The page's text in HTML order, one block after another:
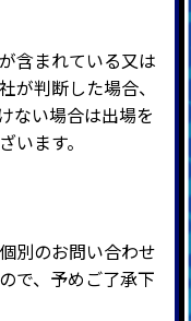
含まれている又は
が判断した場合、
ない場合は出場を
います。
別のお問い合わせ
で、予めご了承下